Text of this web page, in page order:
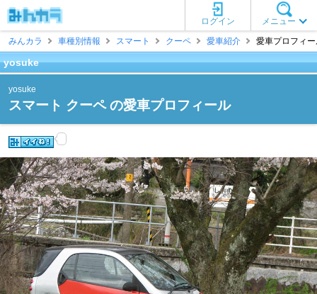
メニュー
ログイン
みんカラ
車種別情報 スマート クーペ 愛車紹介 愛車プロフィ
yosuke
yosuke
スマート クーペ の愛車プロフィール